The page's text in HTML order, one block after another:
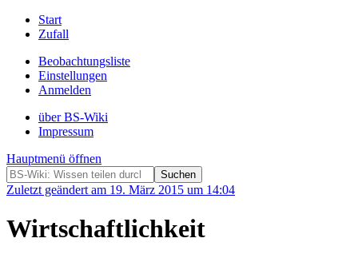
Start
Zufall
Beobachtungsliste
Einstellungen
Anmelden
über BS-Wiki
Impressum
Hauptmenü öffnen
Zuletzt geändert am 19. März 2015 um 14:04
Wirtschaftlichkeit